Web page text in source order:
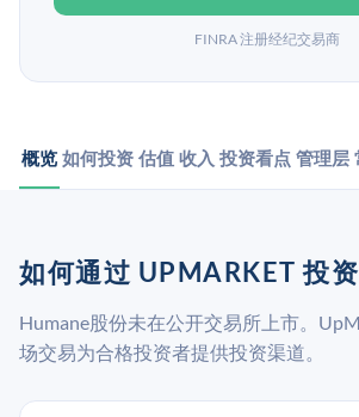
FINRA 注册经纪交易商
概览 如何投资 估值 收入 投资看点 管理层
如何通过 UPMARKET 投
Humane股份未在公开交易所上市。
场交易为合格投资者提供投资渠道。